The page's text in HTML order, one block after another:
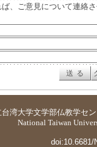
、ご意見について連絡
台湾大学文学部仏教学セ
National Taiwan
doi:10.6681/